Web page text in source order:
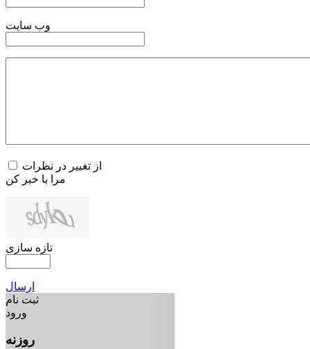
وب سایت
از تغییر در نظرات
مرا با خبر کن
تازه سازی
ارسال
ثبت نام
ورود
روزنه